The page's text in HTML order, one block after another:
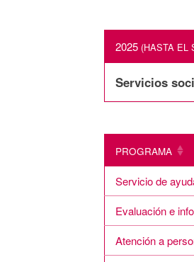
2025 (HASTA EL
Servicios
PROGRAMA
Servicio de
Evaluación e
Atención a